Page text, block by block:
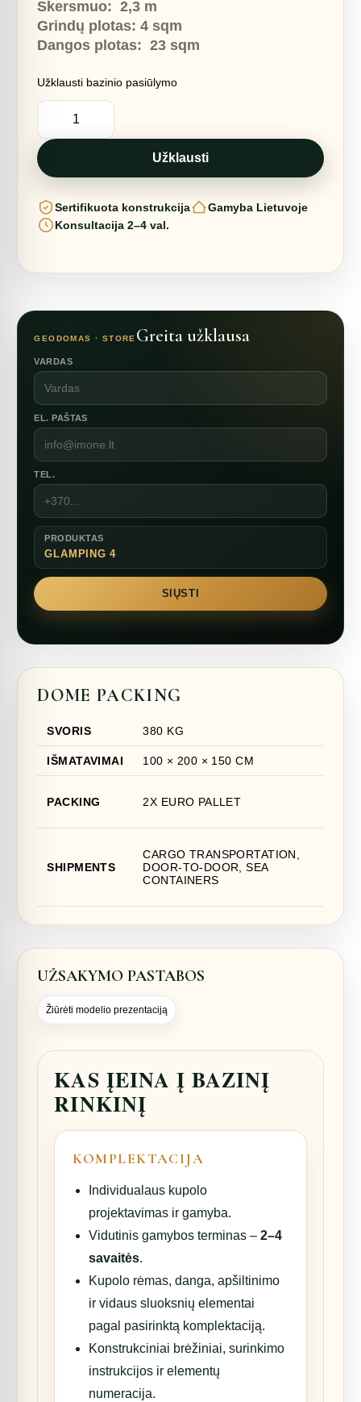
Skersmuo: 2,3 m
Grindų plotas: 4 sqm
Dangos plotas:23 sqm
Užklausti bazinio pasiūlymo
produkto
4m2
NAMAS
MEDŽIUOSE
Ø2,3m
BAZINIS
KOMPLEKTAS
Užklausti
Sertifikuota konstrukcija
Gamyba Lietuvoje
Konsultacija 2–4 val.
GEODOMAS · STORE Greita užklausa
VARDAS
EL. PAŠTAS
TEL.
PRODUKTAS
GLAMPING 4
SIŲSTI
DOME PACKING
SVORIS 380 KG
IŠMATAVIMAI 100 × 200 × 150 CM
PACKING 2X EURO PALLET
SHIPMENTS
CARGO TRANSPORTATION,
DOOR-TO-DOOR, SEA
CONTAINERS
UŽSAKYMO PASTABOS
Žiūrėti modelio prezentaciją
KAS ĮEINA Į BAZINĮ
RINKINĮ
KOMPLEKTACIJA
Individualaus kupolo
projektavimas ir gamyba.
Vidutinis gamybos terminas –2–4
savaitės.
Kupolo rėmas, danga, apšiltinimo
ir vidaus sluoksnių elementai
pagal pasirinktą komplektaciją.
Konstrukciniai brėžiniai, surinkimo
instrukcijos ir elementų
numeracija.